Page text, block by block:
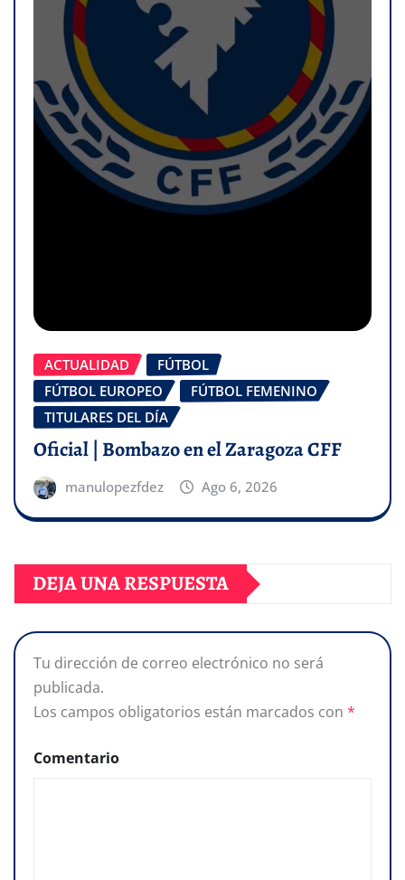
ACTUALIDAD
FÚTBOL
FÚTBOL EUROPEO
FÚTBOL FEMENINO
TITULARES DEL DÍA
Oficial | Bombazo en el Zaragoza CFF
manulopezfdez Ago 6, 2026
DEJA UNA RESPUESTA
Tu dirección de correo electrónico no será
publicada.
Los campos obligatorios están marcados con *
Comentario